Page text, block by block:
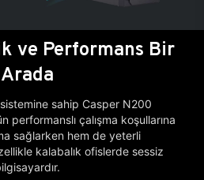
ve Performans Bir
Arada
sahip Casper N200
çalışma koşullarına
sağlarken hem de yeterli
kalabalık ofislerde sessiz